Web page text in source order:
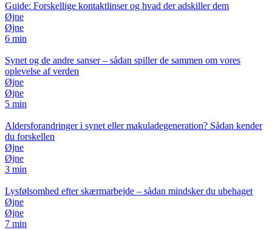
Guide: Forskellige kontaktlinser og hvad der adskiller dem
Øjne
Øjne
6 min
Synet og de andre sanser – sådan spiller de sammen om vores
oplevelse af verden
Øjne
Øjne
5 min
Aldersforandringer i synet eller makuladegeneration? Sådan kender
du forskellen
Øjne
Øjne
3 min
Lysfølsomhed efter skærmarbejde – sådan mindsker du ubehaget
Øjne
Øjne
7 min